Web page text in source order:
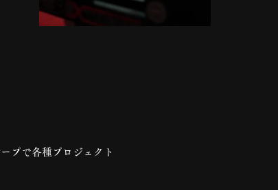
プで各種プロジェクト